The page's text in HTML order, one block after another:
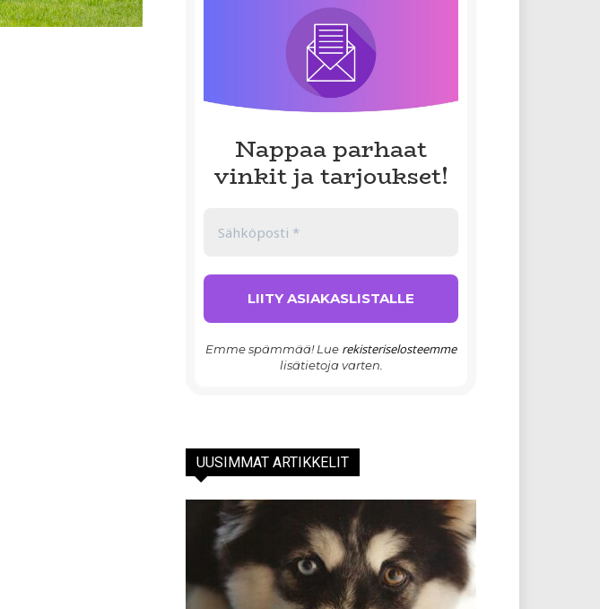
Nappaa parhaat
vinkit ja tarjoukset!
Emme spämmää! Lue rekisteriselosteemme
lisätietoja varten.
UUSIMMAT ARTIKKELIT